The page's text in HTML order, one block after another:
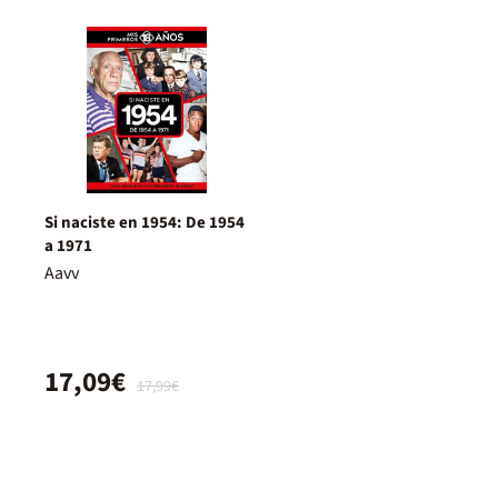
Si naciste en 1954: De 1954
a 1971
Aavv
17,99€
17,09€